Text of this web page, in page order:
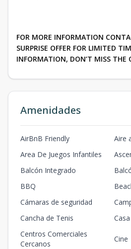
FOR MORE INFORMATION
SURPRISE OFFER FOR LIMITED
INFORMATION, DON’T MISS THE
Amenidades
AirBnB Friendly
Aire
Area De Juegos Infantiles
Balcón Integrado
BBQ
Cámaras de seguridad
Cancha de Tenis
Centros Comerciales
Cercanos
Cine